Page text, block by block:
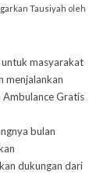
Tausiyah oleh
masyarakat
menjalankan
Ambulance Gratis
bulan
dukungan dari